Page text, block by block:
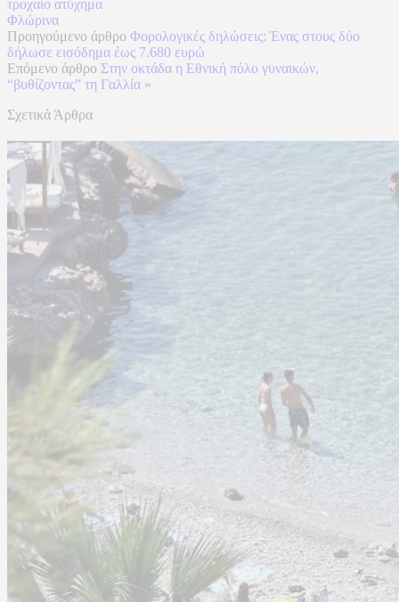
τροχαίο ατύχημα
Φλώρινα
Προηγούμενο άρθρο Φορολογικές δηλώσεις: Ένας στους δύο
δήλωσε εισόδημα έως 7.680 ευρώ
Επόμενο άρθρο Στην οκτάδα η Εθνική πόλο γυναικών,
“βυθίζοντας” τη Γαλλία »
Σχετικά Άρθρα